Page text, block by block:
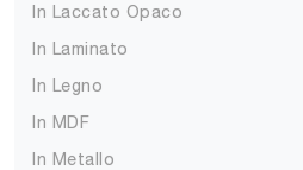
In Laccato Opaco
In Laminato
In Legno
In MDF
In Metallo